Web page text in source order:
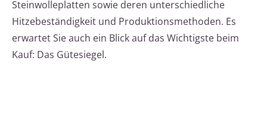
Steinwolleplatten sowie deren unterschiedliche
Hitzebeständigkeit und Produktionsmethoden. Es
erwartet Sie auch ein Blick auf das Wichtigste beim
Kauf: Das Gütesiegel.